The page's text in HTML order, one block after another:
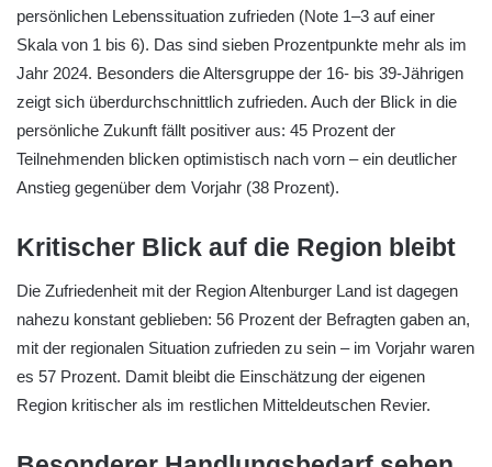
persönlichen Lebenssituation zufrieden (Note 1–3 auf einer
Skala von 1 bis 6). Das sind sieben Prozentpunkte mehr als im
Jahr 2024. Besonders die Altersgruppe der 16- bis 39-Jährigen
zeigt sich überdurchschnittlich zufrieden. Auch der Blick in die
persönliche Zukunft fällt positiver aus: 45 Prozent der
Teilnehmenden blicken optimistisch nach vorn – ein deutlicher
Anstieg gegenüber dem Vorjahr (38 Prozent).
Kritischer Blick auf die Region bleibt
Die Zufriedenheit mit der Region Altenburger Land ist dagegen
nahezu konstant geblieben: 56 Prozent der Befragten gaben an,
mit der regionalen Situation zufrieden zu sein – im Vorjahr waren
es 57 Prozent. Damit bleibt die Einschätzung der eigenen
Region kritischer als im restlichen Mitteldeutschen Revier.